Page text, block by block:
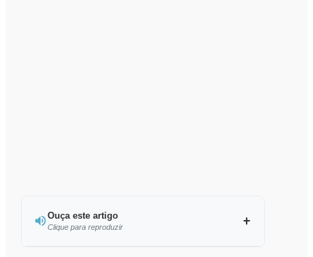
Ouça este artigo
Clique para reproduzir